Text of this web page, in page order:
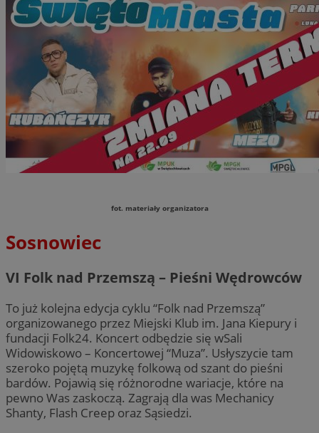
fot. materiały organizatora
Sosnowiec
VI Folk nad Przemszą – Pieśni Wędrowców
To już kolejna edycja cyklu “Folk nad Przemszą”
organizowanego przez Miejski Klub im. Jana Kiepury i
fundacji Folk24. Koncert odbędzie się wSali
Widowiskowo – Koncertowej “Muza”. Usłyszycie tam
szeroko pojętą muzykę folkową od szant do pieśni
bardów. Pojawią się różnorodne wariacje, które na
pewno Was zaskoczą. Zagrają dla was Mechanicy
Shanty, Flash Creep oraz Sąsiedzi.